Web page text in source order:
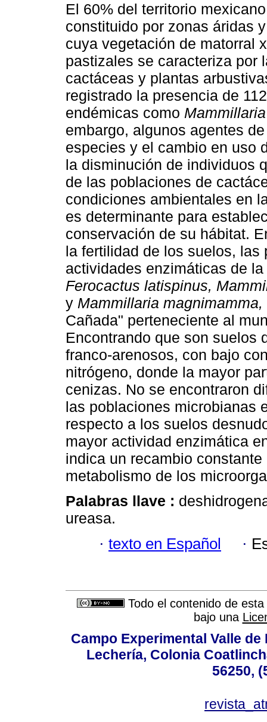
El 60% del territorio
constituido por zonas áridas
cuya vegetación de matorral
pastizales se caracteriza por
cactáceas y plantas
registrado la presencia de
endémicas como
embargo, algunos agentes
especies y el cambio en uso
la disminución de individuos
de las poblaciones de
condiciones ambientales en
es determinante para
conservación de su hábitat.
la fertilidad de los suelos,
actividades enzimáticas de
Ferocactus latispinus,
y Mammillaria magnimamma,
Cañada" perteneciente al
Encontrando que son suelos
franco-arenosos, con bajo
nitrógeno, donde la mayor
cenizas. No se encontraron
las poblaciones microbianas
respecto a los suelos
mayor actividad enzimática
indica un recambio
metabolismo de los
Palabras llave :
ureasa.
· texto en Español ·
Todo el contenido de
bajo una
Campo Experimental Valle
Lechería, Colonia
56250,